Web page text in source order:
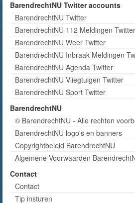
BarendrechtNU Twitter accounts
BarendrechtNU Twitter
BarendrechtNU 112 Meldingen Twitter
BarendrechtNU Weer Twitter
BarendrechtNU Inbraak Meldingen
BarendrechtNU Agenda Twitter
BarendrechtNU Vliegtuigen Twitter
BarendrechtNU Sport Twitter
BarendrechtNU
© BarendrechtNU - Alle rechten
BarendrechtNU logo's en banners
Copyrightbeleid BarendrechtNU
Algemene Voorwaarden
Contact
Contact
Tip insturen